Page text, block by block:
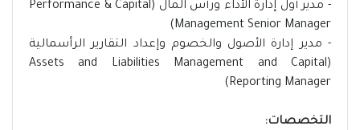
- مدير أول إدارة الأداء ورأس المال (Performance & Capital
Management Senior Manager)
- مدير إدارة الأصول والخصوم وإعداد التقارير الرأسمالية
(Assets and Liabilities Management and Capital
Reporting Manager)
التخصصات: